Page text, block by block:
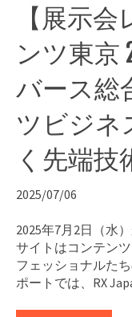
【展示
ンツ東京
バース総
ツビジネ
く先端技
2025/07/06
2025年7月2日（水
サイトはコンテン
フェッショナルた
ポートでは、RX